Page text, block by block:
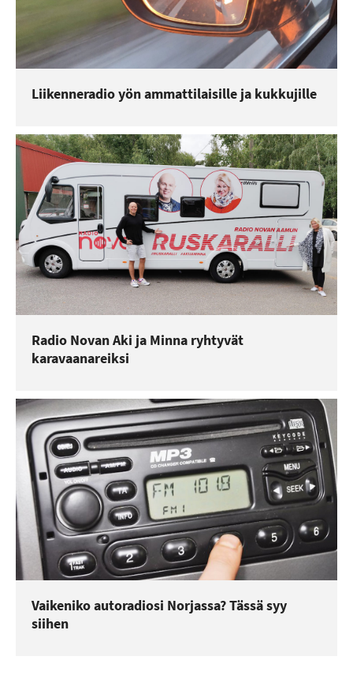
Liikenneradio yön ammattilaisille ja kukkujille
Radio Novan Aki ja Minna ryhtyvät
karavaanareiksi
Vaikeniko autoradiosi Norjassa? Tässä syy
siihen